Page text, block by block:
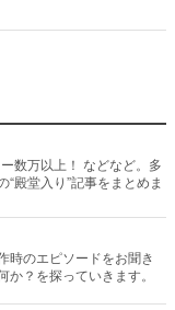
数万以上！ などなど。多
殿堂入り”記事をまとめま
時のエピソードをお聞き
？を探っていきます。